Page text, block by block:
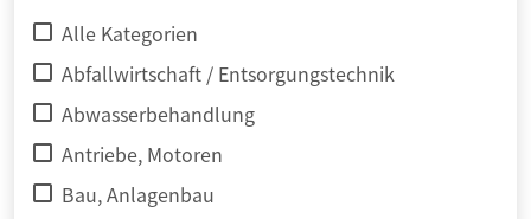
Alle Kategorien
Abfallwirtschaft / Entsorgungstechnik
Abwasserbehandlung
Antriebe, Motoren
Bau, Anlagenbau